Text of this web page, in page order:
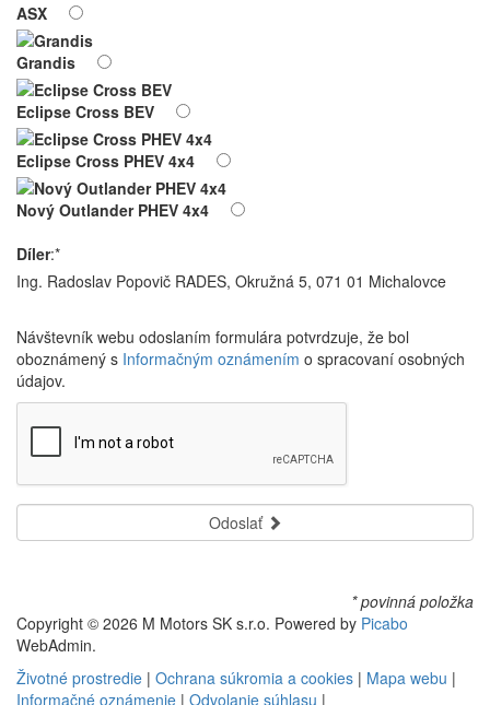
ASX
Grandis
Eclipse Cross BEV
Eclipse Cross PHEV 4x4
Nový Outlander PHEV 4x4
Díler:*
Ing. Radoslav Popovič RADES, Okružná 5, 071 01 Michalovce
Návštevník webu odoslaním formulára potvrdzuje, že bol
oboznámený s Informačným oznámením o spracovaní osobných
údajov.
Odoslať
* povinná položka
Copyright © 2026 M Motors SK s.r.o. Powered by Picabo
WebAdmin.
Životné prostredie | Ochrana súkromia a cookies | Mapa webu |
Informačné oznámenie | Odvolanie súhlasu |